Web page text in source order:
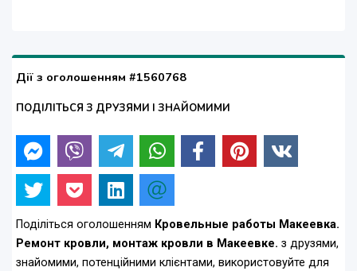
Дії з оголошенням #1560768
ПОДІЛІТЬСЯ З ДРУЗЯМИ І ЗНАЙОМИМИ
Поділіться оголошенням Кровельные работы Макеевка.
Ремонт кровли, монтаж кровли в Макеевке. з друзями,
знайомими, потенційними клієнтами, використовуйте для